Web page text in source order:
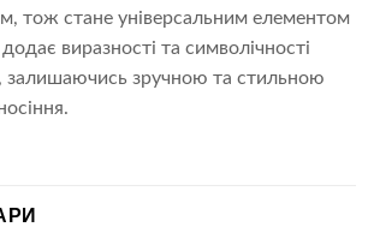
тож стане універсальним елементом
виразності та символічності
залишаючись зручною та стильною